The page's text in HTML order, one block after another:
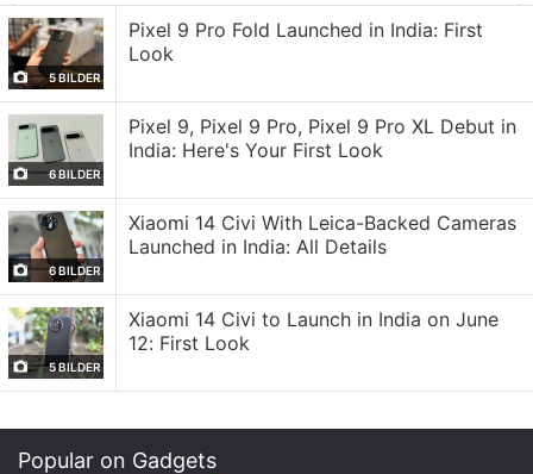
Insbesondere die Buds 4 Pro werden Lights der
Buds 3 Pro. Dies soll durch verbesserte
Audioqualität kompensiert deutliches Upgrade
gegenüber bieten soll.
Samsung hat möglicherweise Ohrhörer überarbeitet.
Buds 3 Pro könnten die Cases der Buds 4 und Buds
4 und Entnehmen erleichtert. GizmoChina wurden
die Galaxy Buds 4 (in verschiedenen Datenbanken
für Regulierungs behörden und Zertifizierungen
weltweit. die malaysische Behörde SIRIM
Communications Commission und das indische
Bureau of Indian Standards, Solche Zulassungen
werden der Markteinführung Samsung kurz vor
weltweiten Launch seiner Ohrhörer der nächsten
5 BILDER
Pixel 9 Pro Fold Launched in India: First
Look
6 BILDER
Pixel 9, Pixel 9 Pro, Pixel 9 Pro XL Debut in
India: Here's Your First Look
6 BILDER
Xiaomi 14 Civi With Leica-Backed Cameras
Launched in India: All Details
5 BILDER
Xiaomi 14 Civi to Launch in India on June
12: First Look
Popular on Gadgets